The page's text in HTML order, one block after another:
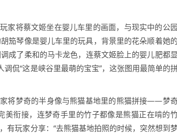
家将蔡文姬坐在婴儿车里的画面，与现实中的公园
琴像是婴儿车里的玩具，背景里的花朵顺着她的
成了柔和的马卡龙色，连蔡文姬脸上的婴儿肥都显
侃“这是峡谷里最萌的宝宝”，这张图用最简单的
将梦奇的半身像与熊猫基地里的熊猫拼接——梦
衔接，连梦奇手里的竹子都像是熊猫正在啃的
有玩家分享：“去熊猫基地拍照的时候，突然想到